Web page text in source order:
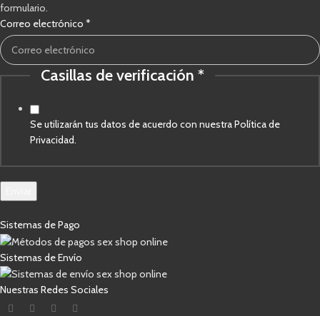
formulario.
electrónico
Casillas
verificación
Correo electrónico *
Casillas de verificación *
Se utilizarán tus datos de acuerdo con nuestra Política de
Privacidad.
Sistemas de Pago
Sistemas de Envío
Nuestras Redes Sociales